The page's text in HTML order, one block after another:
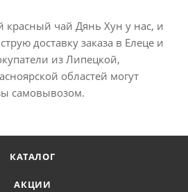
красный чай Дянь Хун у нас, и
доставку заказа в Елеце и
из Липецкой,
областей могут
самовывозом.
КАТАЛОГ
АКЦИИ